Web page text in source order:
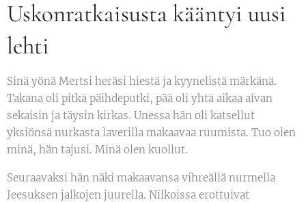
Uskonratkaisusta kääntyi uusi
lehti
Sinä yönä Mertsi heräsi hiestä ja kyynelistä märkänä.
Takana oli pitkä päihdeputki, pää oli yhtä aikaa aivan
sekaisin ja täysin kirkas. Unessa hän oli katsellut
yksiönsä nurkasta laverilla makaavaa ruumista. Tuo olen
minä, hän tajusi. Minä olen kuollut.
Seuraavaksi hän näki makaavansa vihreällä nurmella
Jeesuksen jalkojen juurella. Nilkoissa erottuivat